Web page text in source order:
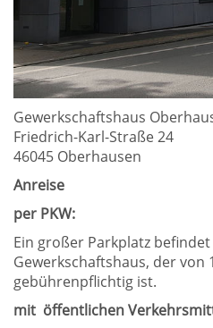
Gewerkschaftshaus
Friedrich-Karl-Straße 24
46045 Oberhausen
Anreise
per PKW:
Ein großer Parkplatz
Gewerkschaftshaus, der von
gebührenpflichtig ist.
mit öffentlichen